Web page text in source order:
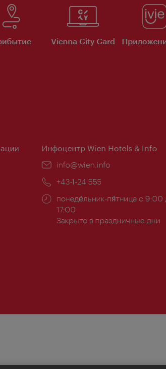
Vienna City Card
Инфоцентр Wien Hotels & Info
Эл.
info@wien.info
Телефон:
+43-1-24 555
Часы
работы:
понеде́льник-пя́тница с 9:00
17:00
Закрыто в праздничные дни